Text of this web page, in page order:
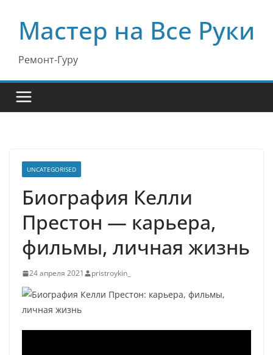
содержимому
Мастер на Все Руки
Ремонт-Гуру
UNCATEGORISED
Биография Келли
Престон — карьера,
фильмы, личная жизнь
24 апреля 2021 pristroykin_